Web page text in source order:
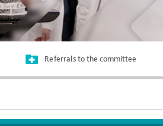
Referrals to the committee